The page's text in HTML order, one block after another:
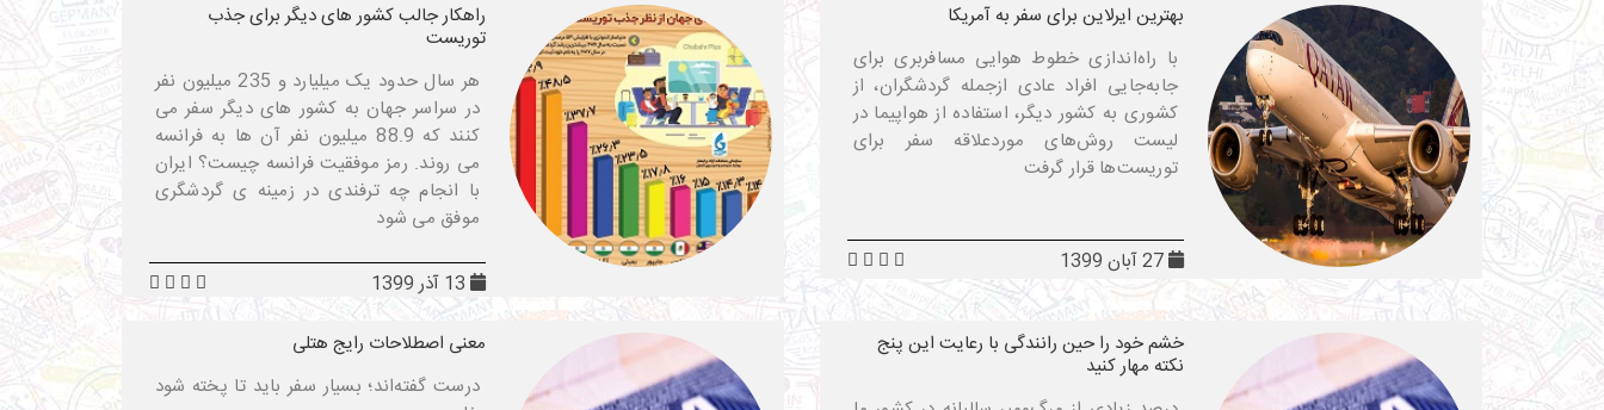
بهترین ایرلاین برای سفر به آمریکا
با راه‌اندازی خطوط هوایی مسافربری برای
جابه‌جایی افراد عادی ازجمله گردشگران، از
کشوری به کشور دیگر، استفاده از هواپیما در
لیست روش‌های موردعلاقه سفر برای
توریست‌ها قرار گرفت
راهکار جالب کشور های دیگر برای جذب
توریست
هر سال حدود یک میلیارد و 235 میلیون نفر
در سراسر جهان به کشور های دیگر سفر می
کنند که 88.9 میلیون نفر آن ها به فرانسه
می روند. رمز موفقیت فرانسه چیست؟ ایران
با انجام چه ترفندی در زمینه ی گردشگری
موفق می شود
خشم خود را حین رانندگی با رعایت این پنج
نکته مهار کنید
معنی اصطلاحات رایج هتلی
درست گفته‌اند؛ بسیار سفر باید تا پخته شود